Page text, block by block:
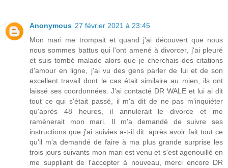
Anonymous 27 février 2021 à 23:45
Mon mari me trompait et quand j'ai découvert que nous
nous sommes battus qui l'ont amené à divorcer, j'ai pleuré
et suis tombé malade alors que je cherchais des citations
d'amour en ligne, j'ai vu des gens parler de lui et de son
excellent travail dont le cas était similaire au mien, ils ont
laissé ses coordonnées. J'ai contacté DR WALE et lui ai dit
tout ce qui s'était passé, il m'a dit de ne pas m'inquiéter
qu'après 48 heures, il annulerait le divorce et me
ramènerait mon mari. Il m'a demandé de suivre ses
instructions que j'ai suivies a-t-il dit. après avoir fait tout ce
qu'il m'a demandé de faire à ma plus grande surprise les
trois jours suivants mon mari est venu et s'est agenouillé en
me suppliant de l'accepter à nouveau, merci encore DR